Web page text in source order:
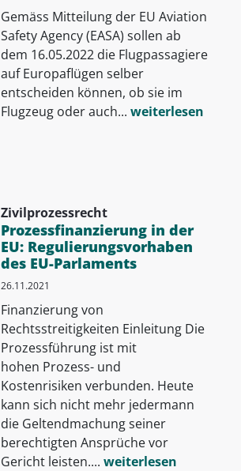
Gemäss Mitteilung der EU Aviation
Safety Agency (EASA) sollen ab
dem 16.05.2022 die Flugpassagiere
auf Europaflügen selber
entscheiden können, ob sie im
Flugzeug oder auch... weiterlesen
Zivilprozessrecht
Prozessfinanzierung in der
EU: Regulierungsvorhaben
des EU-Parlaments
26.11.2021
Finanzierung von
Rechtsstreitigkeiten Einleitung Die
Prozessführung ist mit
hohen Prozess- und
Kostenrisiken verbunden. Heute
kann sich nicht mehr jedermann
die Geltendmachung seiner
berechtigten Ansprüche vor
Gericht leisten.... weiterlesen